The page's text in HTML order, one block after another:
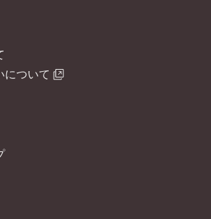
について